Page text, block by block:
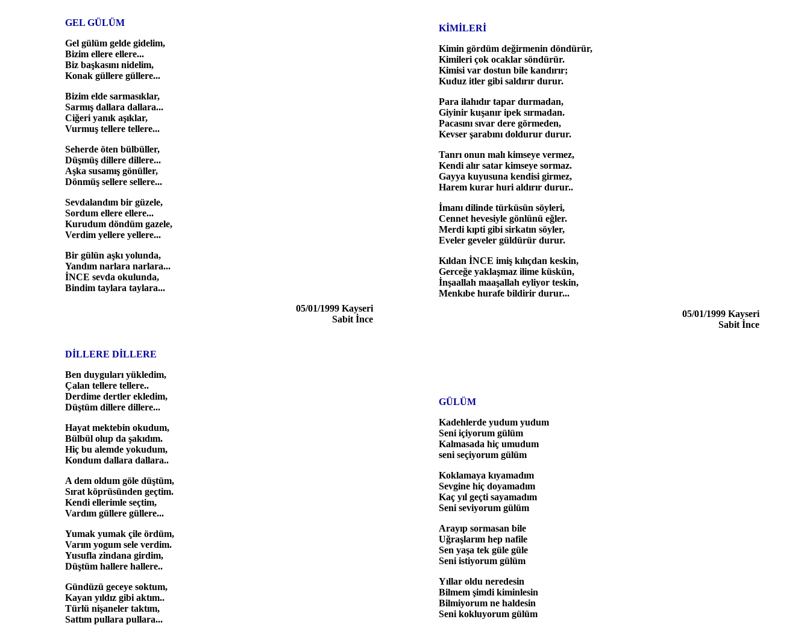
GEL GÜLÜM
Gel gülüm gelde gidelim,
Bizim ellere ellere...
Biz başkasını nidelim,
Konak güllere güllere...
Bizim elde sarmasıklar,
Sarmış dallara dallara...
Ciğeri yanık aşıklar,
Vurmuş tellere tellere...
Seherde öten bülbüller,
Düşmüş dillere dillere...
Aşka susamış gönüller,
Dönmüş sellere sellere...
Sevdalandım bir güzele,
Sordum ellere ellere...
Kurudum döndüm gazele,
Verdim yellere yellere...
Bir gülün aşkı yolunda,
Yandım narlara narlara...
İNCE sevda okulunda,
Bindim taylara taylara...
05/01/1999 Kayseri
Sabit İnce
KİMİLERİ
Kimin gördüm değirmenin döndürür,
Kimileri çok ocaklar söndürür.
Kimisi var dostun bile kandırır;
Kuduz itler gibi saldırır durur.
Para ilahıdır tapar durmadan,
Giyinir kuşanır ipek sırmadan.
Pacasını sıvar dere görmeden,
Kevser şarabını doldurur durur.
Tanrı onun malı kimseye vermez,
Kendi alır satar kimseye sormaz.
Gayya kuyusuna kendisi girmez,
Harem kurar huri aldırır durur..
İmanı dilinde türküsün söyleri,
Cennet hevesiyle gönlünü eğler.
Merdi kıpti gibi sirkatın söyler,
Eveler geveler güldürür durur.
Kıldan İNCE imiş kılıçdan keskin,
Gerceğe yaklaşmaz ilime küskün,
İnşaallah maaşallah eyliyor teskin,
Menkıbe hurafe bildirir durur...
05/01/1999 Kayseri
Sabit İnce
DİLLERE DİLLERE
Ben duyguları yükledim,
Çalan tellere tellere..
Derdime dertler ekledim,
Düştüm dillere dillere...
Hayat mektebin okudum,
Bülbül olup da şakıdım.
Hiç bu alemde yokudum,
Kondum dallara dallara..
A dem oldum göle düştüm,
Sırat köprüsünden geçtim.
Kendi ellerimle seçtim,
Vardım güllere güllere...
Yumak yumak çile ördüm,
Varım yogum sele verdim.
Yusufla zindana girdim,
Düştüm hallere hallere..
Gündüzü geceye soktum,
Kayan yıldız gibi aktım..
Türlü nişaneler taktım,
Sattım pullara pullara...
GÜLÜM
Kadehlerde yudum yudum
Seni içiyorum gülüm
Kalmasada hiç umudum
seni seçiyorum gülüm
Koklamaya kıyamadım
Sevgine hiç doyamadım
Kaç yıl geçti sayamadım
Seni seviyorum gülüm
Arayıp sormasan bile
Uğraşlarım hep nafile
Sen yaşa tek güle güle
Seni istiyorum gülüm
Yıllar oldu neredesin
Bilmem şimdi kiminlesin
Bilmiyorum ne haldesin
Seni kokluyorum gülüm